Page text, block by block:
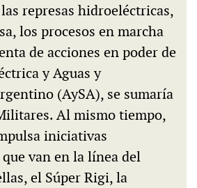
represas hidroeléctricas,
los procesos en marcha
de acciones en poder de
y Aguas y
(AySA), se sumaría
Al mismo tiempo,
iniciativas
van en la línea del
el Súper Rigi, la